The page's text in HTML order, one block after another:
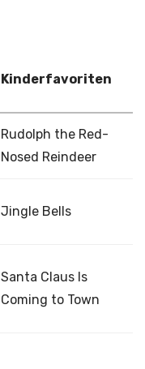
Kinderfavoriten
Rudolph the Red-
Nosed Reindeer
Jingle Bells
Santa Claus Is
Coming to Town